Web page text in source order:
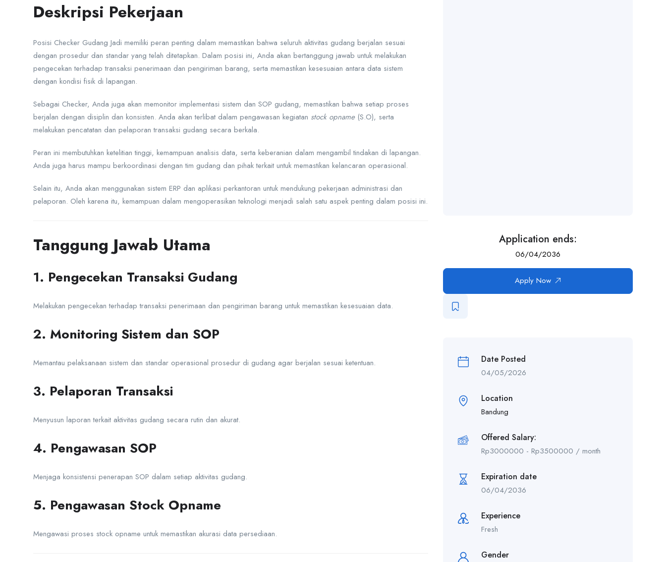
Deskripsi Pekerjaan
Posisi Checker Gudang Jadi memiliki peran penting dalam memastikan bahwa seluruh aktivitas gudang berjalan sesuai
dengan prosedur dan standar yang telah ditetapkan. Dalam posisi ini, Anda akan bertanggung jawab untuk melakukan
pengecekan terhadap transaksi penerimaan dan pengiriman barang, serta memastikan kesesuaian antara data sistem
dengan kondisi fisik di lapangan.
Sebagai Checker, Anda juga akan memonitor implementasi sistem dan SOP gudang, memastikan bahwa setiap proses
berjalan dengan disiplin dan konsisten. Anda akan terlibat dalam pengawasan kegiatan stock opname(S.O), serta
melakukan pencatatan dan pelaporan transaksi gudang secara berkala.
Peran ini membutuhkan ketelitian tinggi, kemampuan analisis data, serta keberanian dalam mengambil tindakan di lapangan.
Anda juga harus mampu berkoordinasi dengan tim gudang dan pihak terkait untuk memastikan kelancaran operasional.
Selain itu, Anda akan menggunakan sistem ERP dan aplikasi perkantoran untuk mendukung pekerjaan administrasi dan
pelaporan. Oleh karena itu, kemampuan dalam mengoperasikan teknologi menjadi salah satu aspek penting dalam posisi ini.
Tanggung Jawab Utama
1. Pengecekan Transaksi Gudang
Melakukan pengecekan terhadap transaksi penerimaan dan pengiriman barang untuk memastikan kesesuaian data.
2. Monitoring Sistem dan SOP
Memantau pelaksanaan sistem dan standar operasional prosedur di gudang agar berjalan sesuai ketentuan.
3. Pelaporan Transaksi
Menyusun laporan terkait aktivitas gudang secara rutin dan akurat.
4. Pengawasan SOP
Menjaga konsistensi penerapan SOP dalam setiap aktivitas gudang.
5. Pengawasan Stock Opname
Mengawasi proses stock opname untuk memastikan akurasi data persediaan.
Application ends:
06/04/2036
Apply Now
Date Posted
04/05/2026
Location
Bandung
Offered Salary:
Rp3000000 - Rp3500000 / month
Expiration date
06/04/2036
Experience
Fresh
Gender